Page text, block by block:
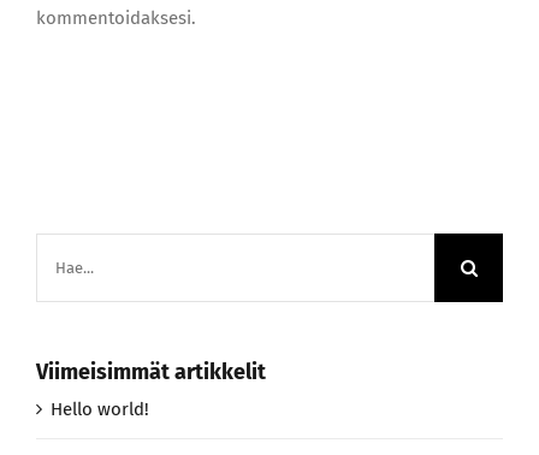
kommentoidaksesi.
Viimeisimmät artikkelit
Hello world!